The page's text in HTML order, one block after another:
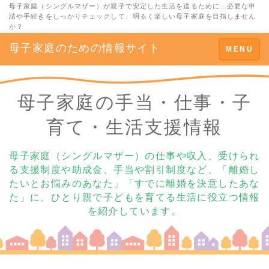
母子家庭（シングルマザー）が親子で安定した生活を送るために…必要な申
請や手続きをしっかりチェックして、明るく楽しい母子家庭を目指しません
か？
Toggle
navigation
MENU
母子家庭のための情報サイト
母子家庭の手当・仕事・子
育て・生活支援情報
母子家庭（シングルマザー）の仕事や収入、受けられ
る支援制度や助成金、手当や割引制度など、「離婚し
たいとお悩みのあなた」「すでに離婚を決意したあな
た」に、ひとり親で子どもを育てる生活に役立つ情報
を紹介しています。